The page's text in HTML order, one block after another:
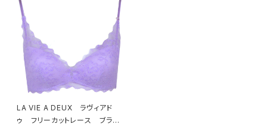
LA VIE A DEUX ラヴィアド
ゥ フリーカットレース ブラレ